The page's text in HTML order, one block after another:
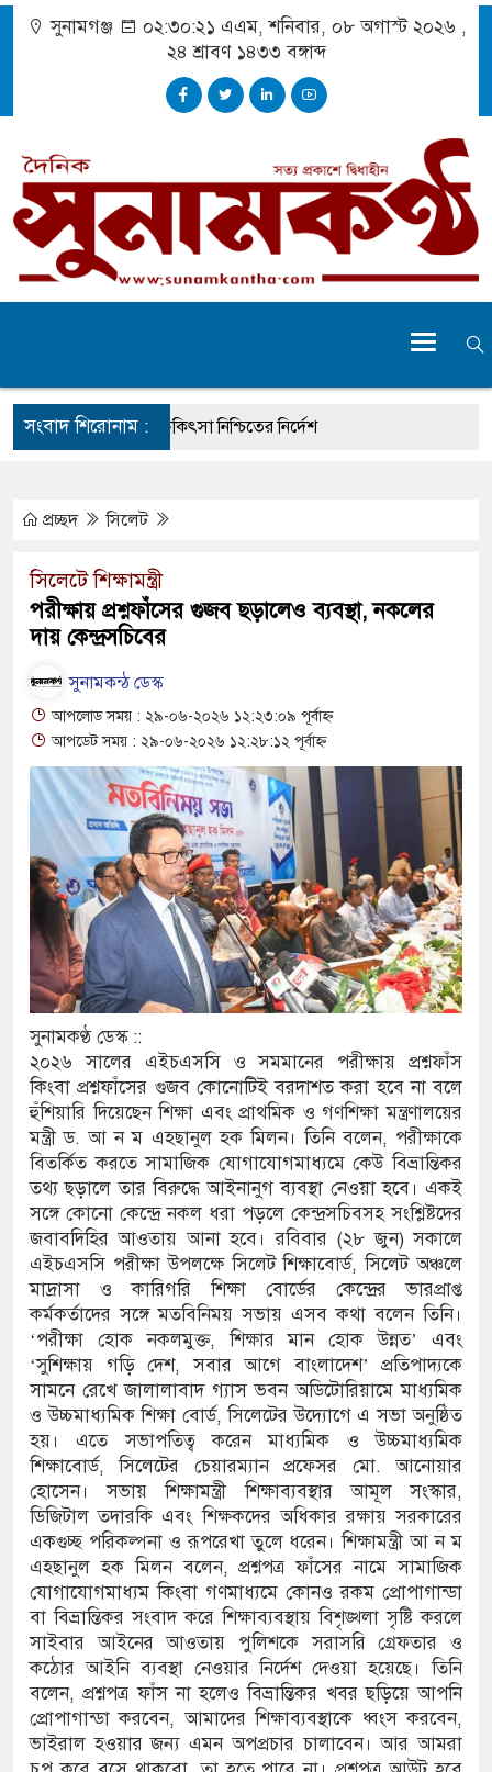
সুনামগঞ্জ ০২:৩০:২২ এএম, শনিবার, ০৮ অগাস্ট ২০২৬ ,
২৪ শ্রাবণ ১৪৩৩ বঙ্গাব্দ
সংবাদ শিরোনাম :
আহতদের চিকিৎসা নিশ্চিতের নির্দেশ
দিবস পালিত
ময়লার ভাগাড়
অব্যাহত : অস্তিত্ব সংকটে বাউসা-কেশবপুর গ্রাম
অনিশ্চয়তায় হাওরের শত শত শিক্ষার্থীর
মাধ্যমিকেই
রফিকুল ইসলামের প্রতিপক্ষের সব অভিযোগ
দিবস
চুলা জ্বলে না, পাম্পে দীর্ঘ লাইন
নিয়েছে দালাল চক্র
সম্প্রসারিত প্রশাসনিক ভবনের উদ্বোধন
চালানোর মুরোদ আওয়ামী লীগের নেই :
আইনে মামলা: নাদের, পলিন, রিপন-
আসামি
বুথ ও সেল্ফ সার্ভিস সেন্টারের উদ্বোধন
জেলা প্রশাসন
সংশোধন ও স্বত্ব ফেরতের দাবি
জীবনের ঝুঁকি, নিরাপদ নৌযান এখনো অধরা
শূন্য, ৪৫১টি প্রাথমিক বিদ্যালয়ে নেই প্রধান
নিহত ২, নিখোঁজ ২, ভবানীপুরে শোকের
অভিযোগে সংবাদ সম্মেলন, নিরাপত্তা ও সুষ্ঠু
প্রচ্ছদ সিলেট
সিলেটে শিক্ষামন্ত্রী
পরীক্ষায় প্রশ্নফাঁসের গুজব ছড়ালেও ব্যবস্থা, নকলের
দায় কেন্দ্রসচিবের
সুনামকন্ঠ ডেস্ক
আপলোড সময় : ২৯-০৬-২০২৬ ১২:২৩:০৯ পূর্বাহ্ন
আপডেট সময় : ২৯-০৬-২০২৬ ১২:২৮:১২ পূর্বাহ্ন
সুনামকণ্ঠ ডেস্ক ::
২০২৬ সালের এইচএসসি ও সমমানের পরীক্ষায় প্রশ্নফাঁস
কিংবা প্রশ্নফাঁসের গুজব কোনোটিই বরদাশত করা হবে না বলে
হুঁশিয়ারি দিয়েছেন শিক্ষা এবং প্রাথমিক ও গণশিক্ষা মন্ত্রণালয়ের
মন্ত্রী ড. আ ন ম এহছানুল হক মিলন। তিনি বলেন, পরীক্ষাকে
বিতর্কিত করতে সামাজিক যোগাযোগমাধ্যমে কেউ বিভ্রান্তিকর
তথ্য ছড়ালে তার বিরুদ্ধে আইনানুগ ব্যবস্থা নেওয়া হবে। একই
সঙ্গে কোনো কেন্দ্রে নকল ধরা পড়লে কেন্দ্রসচিবসহ সংশ্লিষ্টদের
জবাবদিহির আওতায় আনা হবে। রবিবার (২৮ জুন) সকালে
এইচএসসি পরীক্ষা উপলক্ষে সিলেট শিক্ষাবোর্ড, সিলেট অঞ্চলে
মাদ্রাসা ও কারিগরি শিক্ষা বোর্ডের কেন্দ্রের ভারপ্রাপ্ত
কর্মকর্তাদের সঙ্গে মতবিনিময় সভায় এসব কথা বলেন তিনি।
‘পরীক্ষা হোক নকলমুক্ত, শিক্ষার মান হোক উন্নত’ এবং
‘সুশিক্ষায় গড়ি দেশ, সবার আগে বাংলাদেশ’ প্রতিপাদ্যকে
সামনে রেখে জালালাবাদ গ্যাস ভবন অডিটোরিয়ামে মাধ্যমিক
ও উচ্চমাধ্যমিক শিক্ষা বোর্ড, সিলেটের উদ্যোগে এ সভা অনুষ্ঠিত
হয়। এতে সভাপতিত্ব করেন মাধ্যমিক ও উচ্চমাধ্যমিক
শিক্ষাবোর্ড, সিলেটের চেয়ারম্যান প্রফেসর মো. আনোয়ার
হোসেন। সভায় শিক্ষামন্ত্রী শিক্ষাব্যবস্থার আমূল সংস্কার,
ডিজিটাল তদারকি এবং শিক্ষকদের অধিকার রক্ষায় সরকারের
একগুচ্ছ পরিকল্পনা ও রূপরেখা তুলে ধরেন। শিক্ষামন্ত্রী আ ন ম
এহছানুল হক মিলন বলেন, প্রশ্নপত্র ফাঁসের নামে সামাজিক
যোগাযোগমাধ্যম কিংবা গণমাধ্যমে কোনও রকম প্রোপাগান্ডা
বা বিভ্রান্তিকর সংবাদ করে শিক্ষাব্যবস্থায় বিশৃঙ্খলা সৃষ্টি করলে
সাইবার আইনের আওতায় পুলিশকে সরাসরি গ্রেফতার ও
কঠোর আইনি ব্যবস্থা নেওয়ার নির্দেশ দেওয়া হয়েছে। তিনি
বলেন, প্রশ্নপত্র ফাঁস না হলেও বিভ্রান্তিকর খবর ছড়িয়ে আপনি
প্রোপাগান্ডা করবেন, আমাদের শিক্ষাব্যবস্থাকে ধ্বংস করবেন,
ভাইরাল হওয়ার জন্য এমন অপপ্রচার চালাবেন। আর আমরা